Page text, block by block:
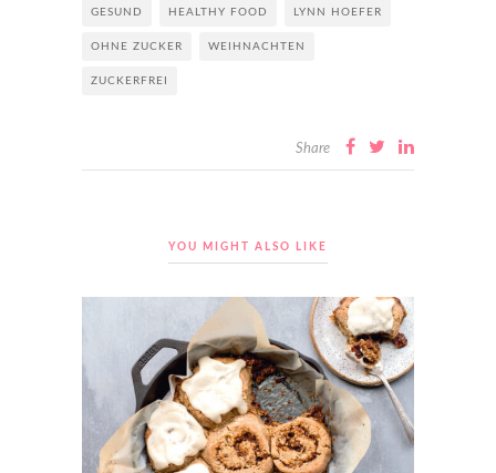
GESUND HEALTHY FOOD LYNN HOEFER
OHNE ZUCKER WEIHNACHTEN
ZUCKERFREI
Share
YOU MIGHT ALSO LIKE